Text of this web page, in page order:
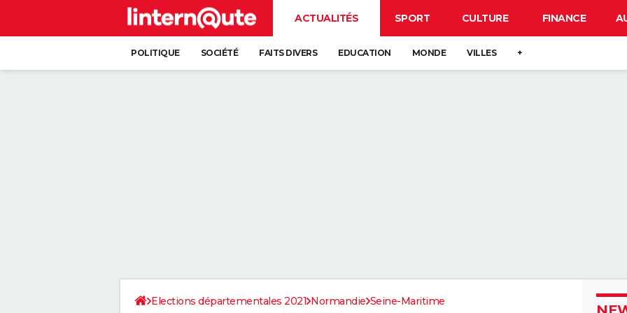
ACTUALITÉS SPORT CULTURE FINANCE
POLITIQUE SOCIÉTÉ FAITS DIVERS EDUCATION MONDE VILLES +
Elections départementales 2021 Normandie Seine-Maritime